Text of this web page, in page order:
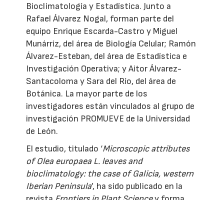
Bioclimatología y Estadística. Junto a
Rafael Álvarez Nogal, forman parte del
equipo Enrique Escarda-Castro y Miguel
Munárriz, del área de Biología Celular; Ramón
Álvarez-Esteban, del área de Estadística e
Investigación Operativa; y Aitor Álvarez-
Santacoloma y Sara del Río, del área de
Botánica. La mayor parte de los
investigadores están vinculados al grupo de
investigación PROMUEVE de la Universidad
de León.
El estudio, titulado ‘Microscopic attributes
of Olea europaea L. leaves and
bioclimatology: the case of Galicia, western
Iberian Peninsula’, ha sido publicado en la